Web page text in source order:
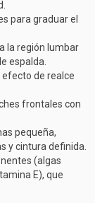
para graduar el
la región lumbar
espalda.
de realce
frontales con
pequeña,
y cintura definida.
(algas
E), que